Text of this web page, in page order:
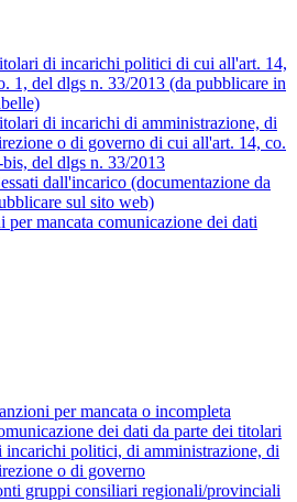
di incarichi politici di cui all'art. 14,
1, del dlgs n. 33/2013 (da pubblicare in
di incarichi di amministrazione, di
o di governo di cui all'art. 14, co.
bis, del dlgs n. 33/2013
dall'incarico (documentazione da
sul sito web)
per mancata comunicazione dei dati
per mancata o incompleta
dei dati da parte dei titolari
incarichi politici, di amministrazione, di
o di governo
gruppi consiliari regionali/provinciali